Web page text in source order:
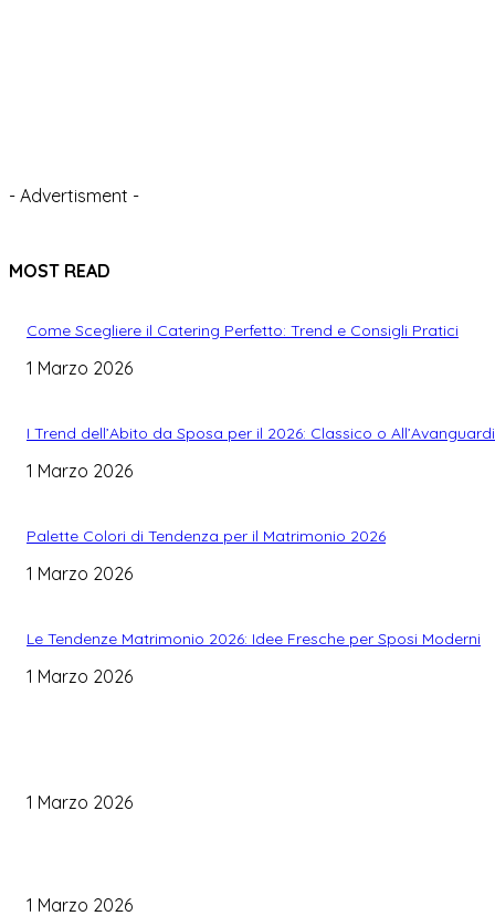
- Advertisment -
MOST READ
Come Scegliere il Catering Perfetto: Trend e Consigli Pratici
1 Marzo 2026
I Trend dell’Abito da Sposa per il 2026: Classico o
1 Marzo 2026
Palette Colori di Tendenza per il Matrimonio 2026
1 Marzo 2026
Le Tendenze Matrimonio 2026: Idee Fresche per Sposi Moderni
1 Marzo 2026
1 Marzo 2026
1 Marzo 2026